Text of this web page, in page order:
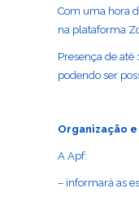
Com uma hora
na plataforma
Presença de
podendo ser
Organização
A Apf:
– informará as